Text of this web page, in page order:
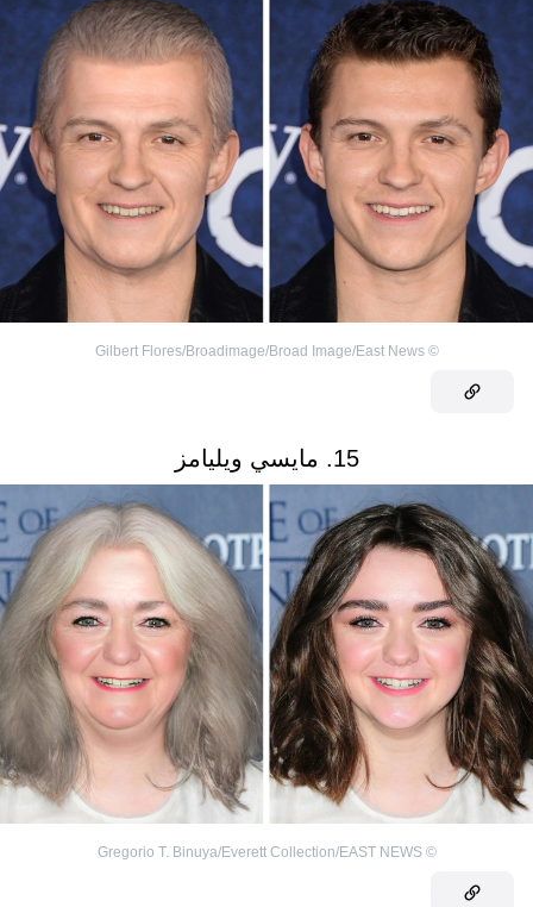
©
Gilbert Flores/Broadimage/Broad Image/East News
15. مايسي ويليامز
©
Gregorio T. Binuya/Everett Collection/EAST NEWS